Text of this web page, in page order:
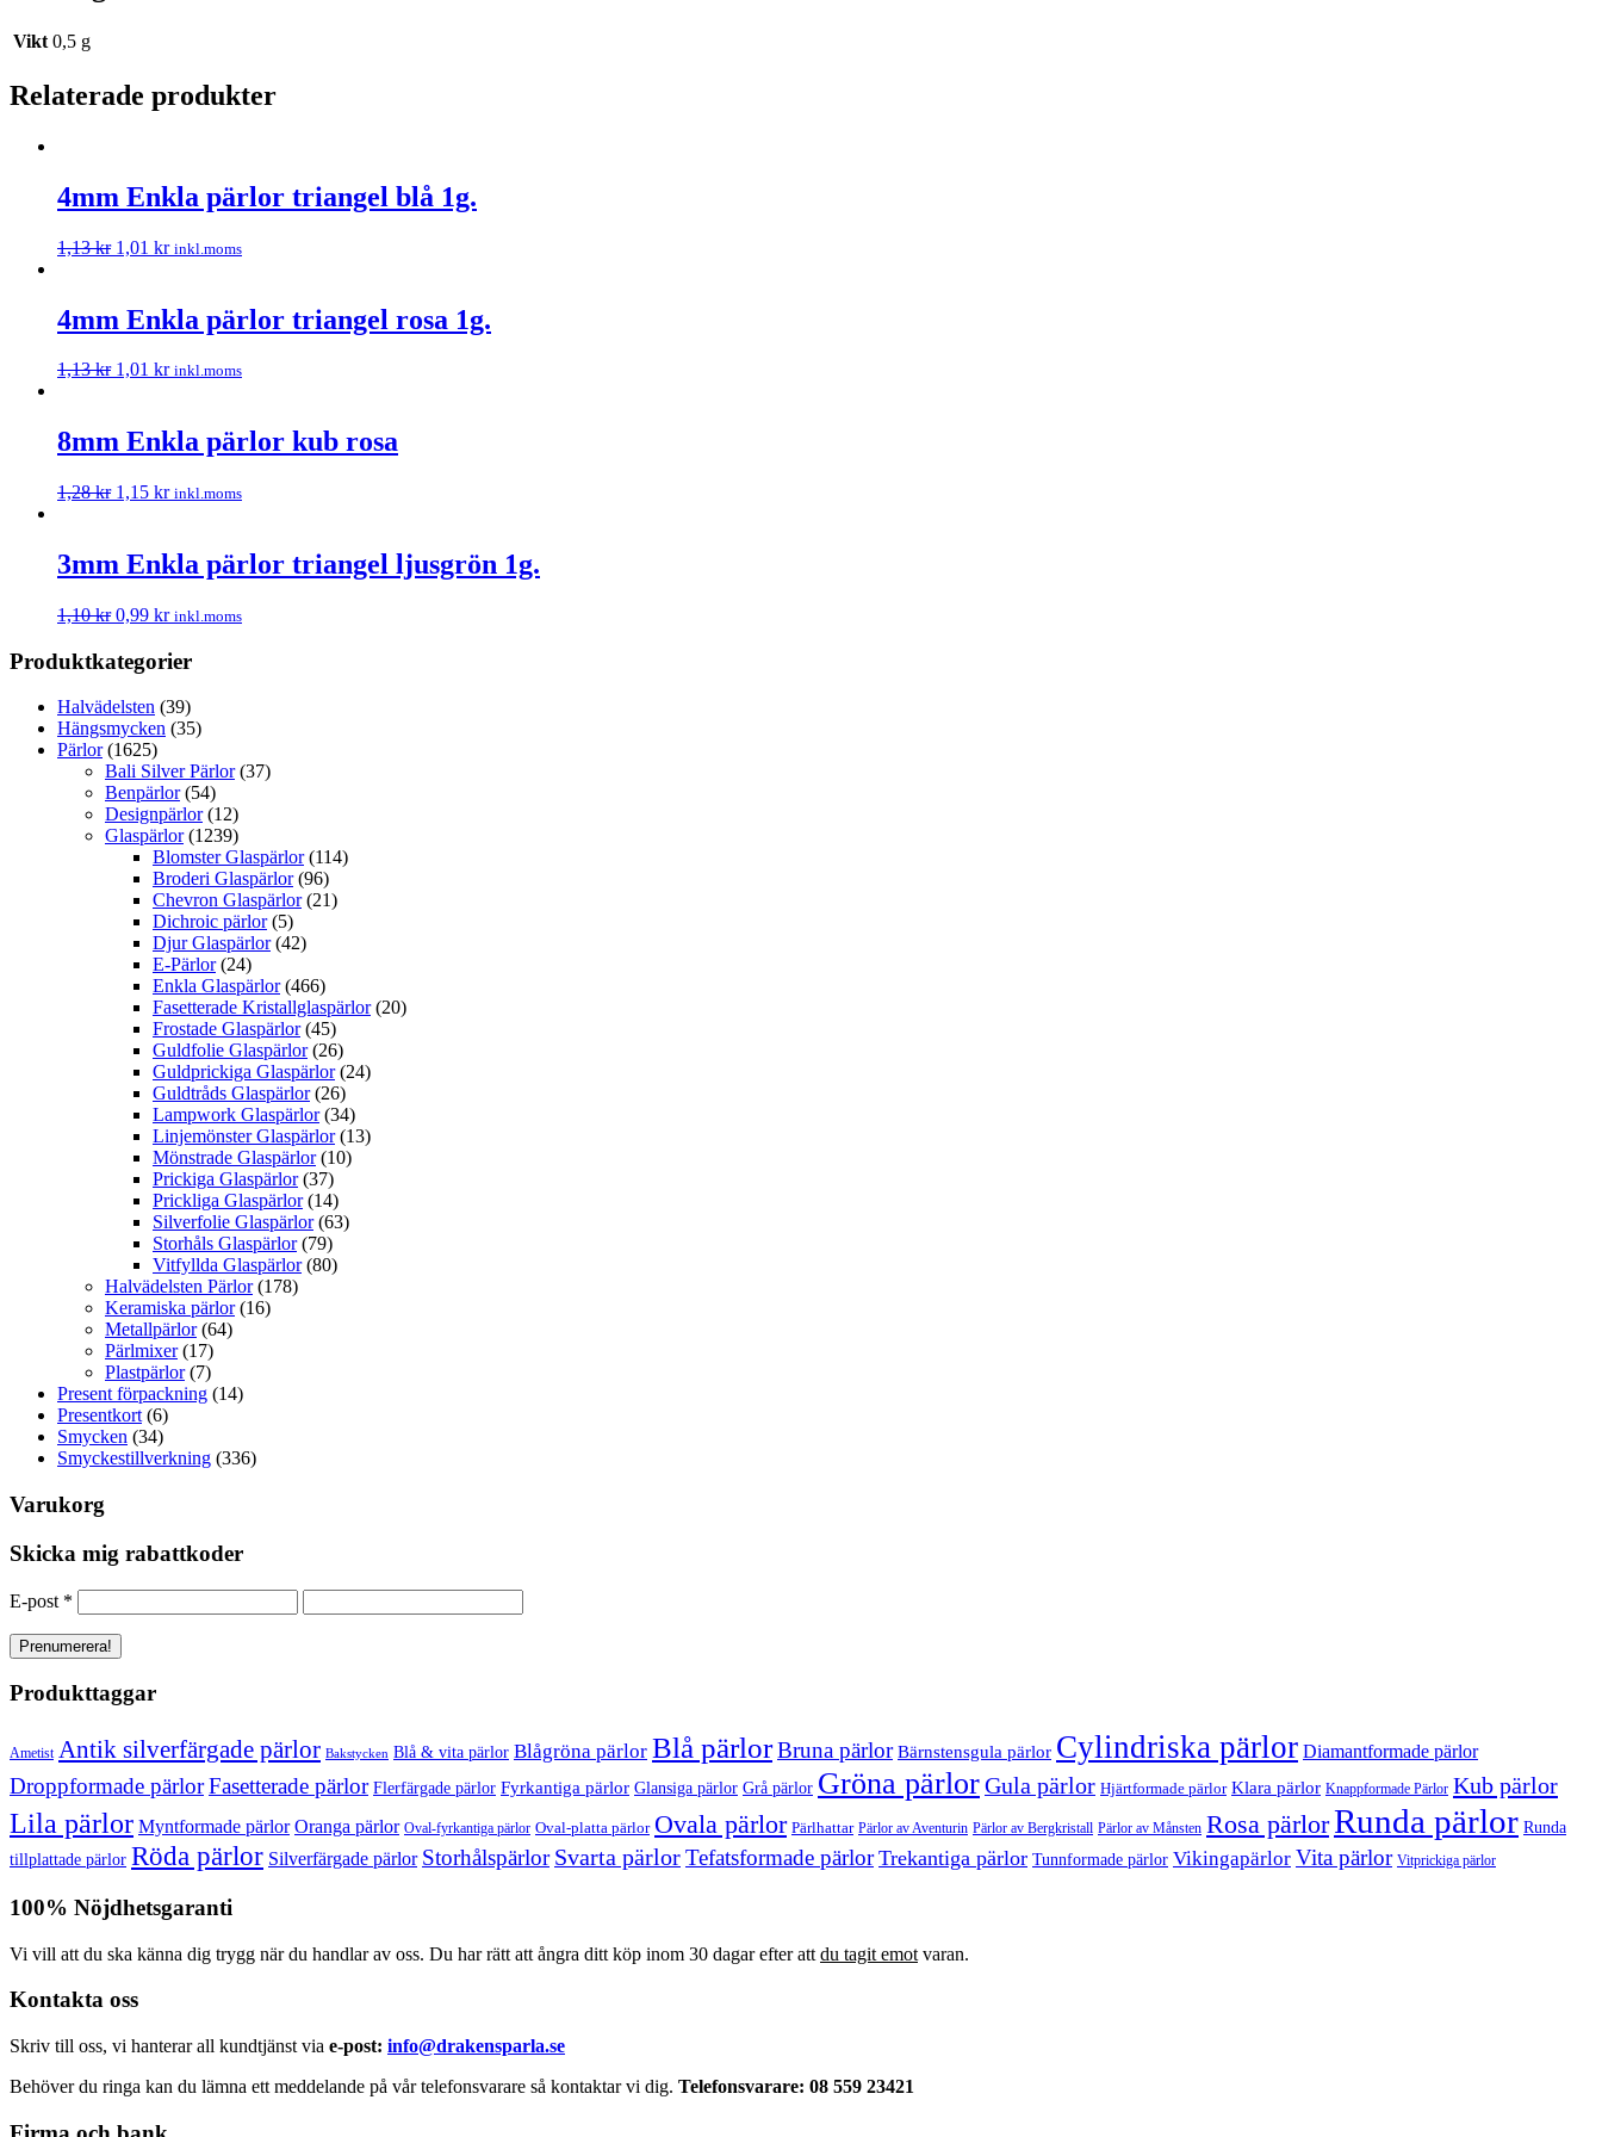
Vikt 0,5 g
Relaterade produkter
4mm Enkla pärlor triangel blå 1g.
1,13kr 1,01 kr inkl.moms
4mm Enkla pärlor triangel rosa 1g.
1,13kr 1,01 kr inkl.moms
8mm Enkla pärlor kub rosa
1,28kr 1,15 kr inkl.moms
3mm Enkla pärlor triangel ljusgrön 1g.
1,10kr 0,99 kr inkl.moms
Produktkategorier
Halvädelsten (39)
Hängsmycken (35)
Pärlor (1625)
Bali Silver Pärlor (37)
Benpärlor (54)
Designpärlor (12)
Glaspärlor (1239)
Blomster Glaspärlor (114)
Broderi Glaspärlor (96)
Chevron Glaspärlor (21)
Dichroic pärlor (5)
Djur Glaspärlor (42)
E-Pärlor (24)
Enkla Glaspärlor (466)
Fasetterade Kristallglaspärlor (20)
Frostade Glaspärlor (45)
Guldfolie Glaspärlor (26)
Guldprickiga Glaspärlor (24)
Guldtråds Glaspärlor (26)
Lampwork Glaspärlor (34)
Linjemönster Glaspärlor (13)
Mönstrade Glaspärlor (10)
Prickiga Glaspärlor (37)
Prickliga Glaspärlor (14)
Silverfolie Glaspärlor (63)
Storhåls Glaspärlor (79)
Vitfyllda Glaspärlor (80)
Halvädelsten Pärlor (178)
Keramiska pärlor (16)
Metallpärlor (64)
Pärlmixer (17)
Plastpärlor (7)
Present förpackning (14)
Presentkort (6)
Smycken (34)
Smyckestillverkning (336)
Varukorg
Skicka mig rabattkoder
E-post *
Produkttaggar
Ametist Antik silverfärgade pärlor Bakstycken Blå & vita pärlor Blågröna pärlor Blå pärlorBruna pärlor Bärnstensgula pärlor Cylindriska pärlor Diamantformade pärlor
Droppformade pärlorFasetterade pärlor Flerfärgade pärlor Fyrkantiga pärlor Glansiga pärlor Grå pärlor Gröna pärlorGula pärlor Hjärtformade pärlor Klara pärlor Knappformade Pärlor Kub pärlor
Lila pärlor Myntformade pärlor Oranga pärlor Oval-fyrkantiga pärlor Oval-platta pärlor Ovala pärlor Pärlhattar Pärlor av Aventurin Pärlor av Bergkristall Pärlor av Månsten Rosa pärlorRunda pärlor Runda
tillplattade pärlor Röda pärlor Silverfärgade pärlor Storhålspärlor Svarta pärlorTefatsformade pärlor Trekantiga pärlor Tunnformade pärlor Vikingapärlor Vita pärlor Vitprickiga pärlor
100% Nöjdhetsgaranti
Vi vill att du ska känna dig trygg när du handlar av oss. Du har rätt att ångra ditt köp inom 30 dagar efter att du tagit emot varan.
Kontakta oss
Skriv till oss, vi hanterar all kundtjänst via e-post: info@drakensparla.se
Behöver du ringa kan du lämna ett meddelande på vår telefonsvarare så kontaktar vi dig. Telefonsvarare: 08 559 23421